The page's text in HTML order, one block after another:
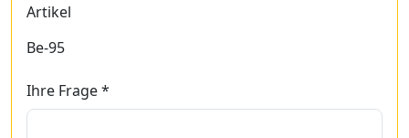
Artikel
Be-95
Ihre Frage *